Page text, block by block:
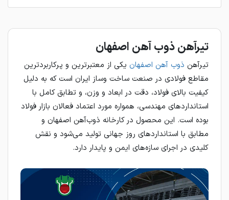
تیرآهن ذوب‌ آهن اصفهان
تیرآهن ذوب‌ آهن اصفهان یکی از معتبرترین و پرکاربردترین
مقاطع فولادی در صنعت ساخت‌ وساز ایران است که به دلیل
کیفیت بالای فولاد، دقت در ابعاد و وزن، و تطابق کامل با
استانداردهای مهندسی، همواره مورد اعتماد فعالان بازار فولاد
بوده است. این محصول در کارخانه ذوب‌آهن اصفهان و
مطابق با استانداردهای روز جهانی تولید می‌شود و نقش
کلیدی در اجرای سازه‌های ایمن و پایدار دارد.